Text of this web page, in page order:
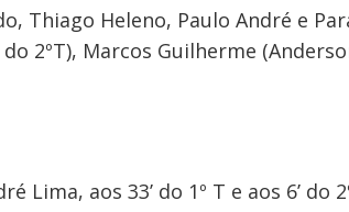
Thiago Heleno, Paulo André e
do 2ºT), Marcos Guilherme
Lima, aos 33’ do 1º T e aos 6’ do